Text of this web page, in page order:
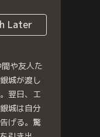
Later
や友人た
城が渡し
翌日、エ
城は自分
げる。驚